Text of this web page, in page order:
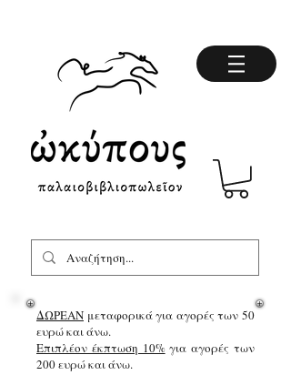
ΔΩΡΕΑΝ μεταφορικά για αγορές των 50
ευρώ και άνω.
Επιπλέον έκπτωση 10%για αγορές των
200 ευρώ και άνω.